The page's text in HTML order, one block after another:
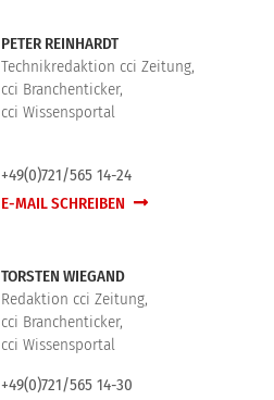
PETER REINHARDT
Technikredaktion cci Zeitung,
cci Branchenticker,
cci Wissensportal
+49(0)721/565 14-24
E-MAIL SCHREIBEN
TORSTEN WIEGAND
Redaktion cci Zeitung,
cci Branchenticker,
cci Wissensportal
+49(0)721/565 14-30